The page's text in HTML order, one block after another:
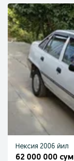
Нексия 2006 йил
62 000 000 сум